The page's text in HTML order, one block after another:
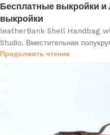
Бесплатные выкройки
выкройки
leatherBank Shell Handbag
Studio. Вместительная
Продолжить чтение